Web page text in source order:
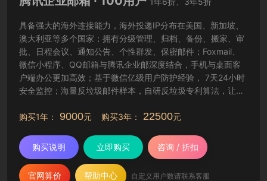
具备强大的海外连接能力，海外投递IP分布在美国、新加坡、
澳大利亚等多个国家；拥有分级管理、归档、备份、搬家、审
批、日程会议、通知公告、个性群发、保密邮件；Foxmail、
微信小程序、QQ邮箱与腾讯企业邮深度结合，手机与桌面客
户端办公更加高效；基于微信亿级用户防护经验， 7天24小时
安全监控；海量反垃圾邮件样本，自研反垃圾专利算法，让工
购买1年：
9000元 购买3年： 22500元
购买说明 立即购买 咨询 / 折扣
官网算价 帮助中心 自定义用户数请联系客服